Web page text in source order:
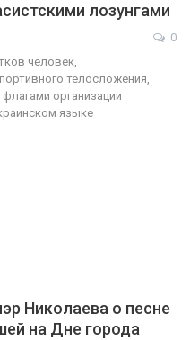
лозунгами
0
человек,
телосложения,
организации
языке
Николаева о песне
на Дне города